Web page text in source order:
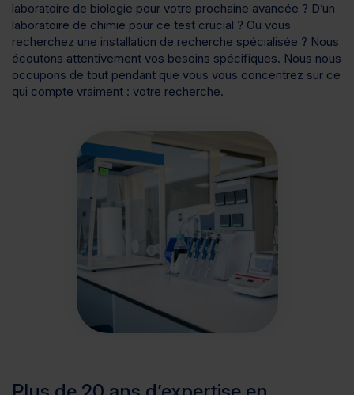
laboratoire de biologie pour votre prochaine avancée ? D’un
laboratoire de chimie pour ce test crucial ? Ou vous
recherchez une installation de recherche spécialisée ? Nous
écoutons attentivement vos besoins spécifiques. Nous nous
occupons de tout pendant que vous vous concentrez sur ce
qui compte vraiment : votre recherche.